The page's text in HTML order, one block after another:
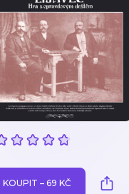
KOUPIT – 69 KČ